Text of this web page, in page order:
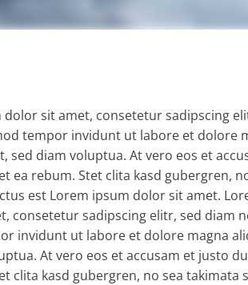
dolor sit amet, consetetur sadipscing
tempor invidunt ut labore et dolore
sed diam voluptua. At vero eos et
ea rebum. Stet clita kasd gubergren,
est Lorem ipsum dolor sit amet.
consetetur sadipscing elitr, sed diam
invidunt ut labore et dolore magna
At vero eos et accusam et justo
clita kasd gubergren, no sea takimata